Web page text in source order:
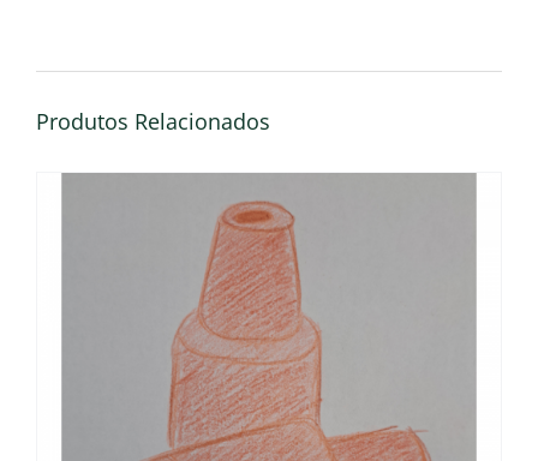
Autographa
gamma
Produtos Relacionados